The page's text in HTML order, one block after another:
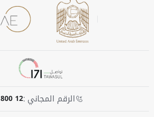
الرقم المجاني :800 12